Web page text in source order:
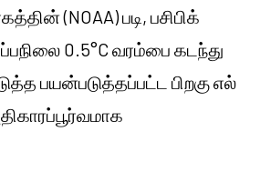
(NOAA) படி, பசிபிக்
0.5°C வரம்பை கடந்து
பயன்படுத்தப்பட்ட பிறகு எல்